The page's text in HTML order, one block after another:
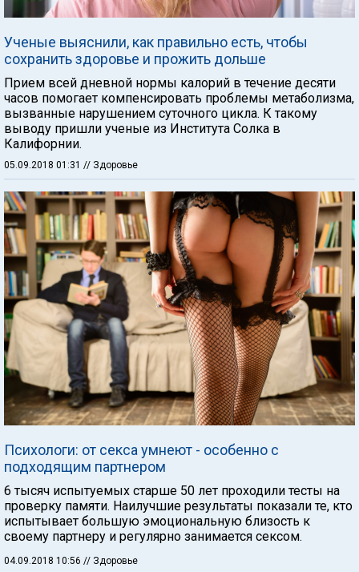
Ученые выяснили, как правильно есть, чтобы
сохранить здоровье и прожить дольше
Прием всей дневной нормы калорий в течение десяти
часов помогает компенсировать проблемы метаболизма,
вызванные нарушением суточного цикла. К такому
выводу пришли ученые из Института Солка в
Калифорнии.
05.09.2018 01:31 // Здоровье
Психологи: от секса умнеют - особенно с
подходящим партнером
6 тысяч испытуемых старше 50 лет проходили тесты на
проверку памяти. Наилучшие результаты показали те, кто
испытывает большую эмоциональную близость к
своему партнеру и регулярно занимается сексом.
04.09.2018 10:56 // Здоровье